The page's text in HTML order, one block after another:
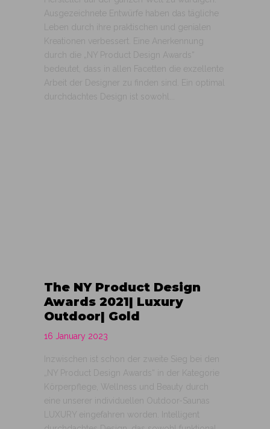
Ausgezeichnete Entwürfe haben das tägliche
Leben durch ihre praktischen und genialen
Kreationen verbessert. Eine Anerkennung
durch die „NY Product Design Awards“
bedeutet, dass in allen Facetten die exzellente
Arbeit der Designer zu finden sind. Ein optimal
durchdachtes Design ist sowohl...
The NY Product Design
Awards 2021| Luxury
Outdoor| Gold
16 January 2023
Inzwischen ist schon der zweite Sieg bei den
„NY Product Design Awards“ in der Kategorie
Körperpflege, Wellness und Beauty durch
eine unserer individuellen Outdoor-Saunas
LUXURY eingefahren worden. Intelligent